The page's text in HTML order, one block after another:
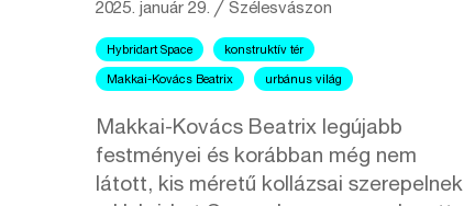
2025. január 29. ╱Szélesvászon
Hybridart Space konstruktív tér
Makkai-Kovács Beatrix urbánus világ
Makkai-Kovács Beatrix legújabb
festményei és korábban még nem
látott, kis méretű kollázsai szerepelnek